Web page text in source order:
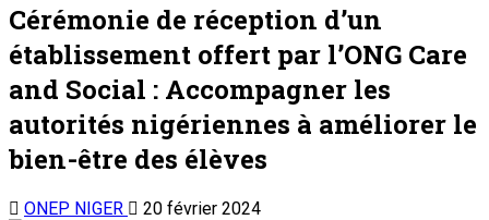
Cérémonie de réception d’un
établissement offert par l’ONG Care
and Social : Accompagner les
autorités nigériennes à améliorer le
bien-être des élèves
ONEP NIGER
20 février 2024